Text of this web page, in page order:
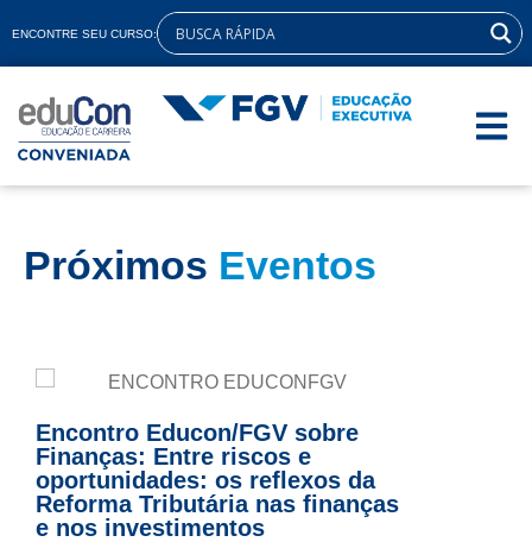
ENCONTRE SEU CURSO:
Próximos Eventos
Encontro Educon/FGV sobre
Finanças: Entre riscos e
oportunidades: os reflexos da
Reforma Tributária nas finanças
e nos investimentos